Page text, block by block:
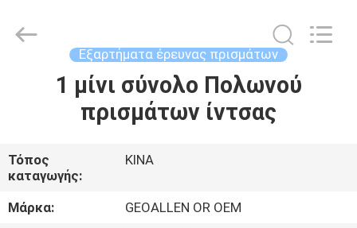
ΠΕΡΊΠΟΥ
ΕΜΕΊΣ
ALLEN
CO.,LTD..
Εξαρτήματα έρευνας πρισμάτων
1 μίνι σύνολο Πολωνού
πρισμάτων ίντσας
Τόπος
καταγωγής:
ΚΙΝΑ
Μάρκα:
GEOALLEN OR OEM